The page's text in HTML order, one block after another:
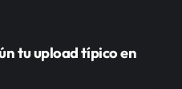
tu upload típico en